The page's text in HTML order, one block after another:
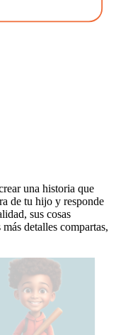
una historia que
de tu hijo y responde
sus cosas
detalles compartas,